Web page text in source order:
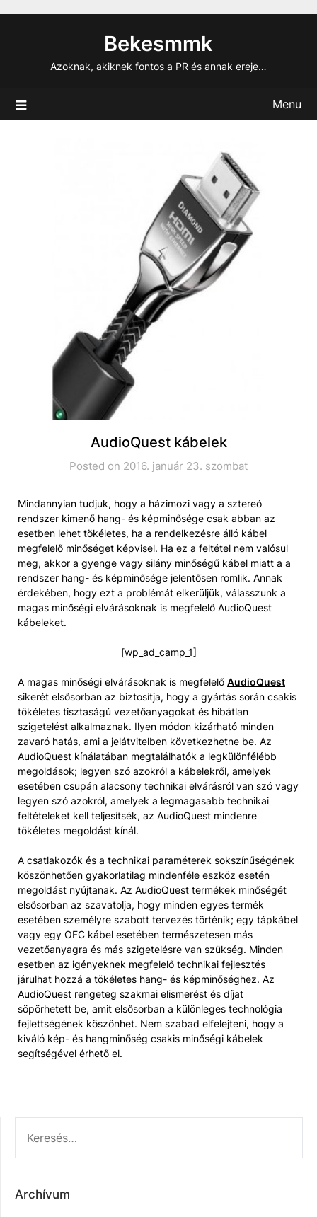
Bekesmmk
Azoknak, akiknek fontos a PR és annak ereje…
Menu
AudioQuest kábelek
Posted on 2016. január 23. szombat
Mindannyian tudjuk, hogy a házimozi vagy a sztereó
rendszer kimenő hang- és képminősége csak abban az
esetben lehet tökéletes, ha a rendelkezésre álló kábel
megfelelő minőséget képvisel. Ha ez a feltétel nem valósul
meg, akkor a gyenge vagy silány minőségű kábel miatt a a
rendszer hang- és képminősége jelentősen romlik. Annak
érdekében, hogy ezt a problémát elkerüljük, válasszunk a
magas minőségi elvárásoknak is megfelelő AudioQuest
kábeleket.
[wp_ad_camp_1]
A magas minőségi elvárásoknak is megfelelő AudioQuest
sikerét elsősorban az biztosítja, hogy a gyártás során csakis
tökéletes tisztaságú vezetőanyagokat és hibátlan
szigetelést alkalmaznak. Ilyen módon kizárható minden
zavaró hatás, ami a jelátvitelben következhetne be. Az
AudioQuest kínálatában megtalálhatók a legkülönfélébb
megoldások; legyen szó azokról a kábelekről, amelyek
esetében csupán alacsony technikai elvárásról van szó vagy
legyen szó azokról, amelyek a legmagasabb technikai
feltételeket kell teljesítsék, az AudioQuest mindenre
tökéletes megoldást kínál.
A csatlakozók és a technikai paraméterek sokszínűségének
köszönhetően gyakorlatilag mindenféle eszköz esetén
megoldást nyújtanak. Az AudioQuest termékek minőségét
elsősorban az szavatolja, hogy minden egyes termék
esetében személyre szabott tervezés történik; egy tápkábel
vagy egy OFC kábel esetében természetesen más
vezetőanyagra és más szigetelésre van szükség. Minden
esetben az igényeknek megfelelő technikai fejlesztés
járulhat hozzá a tökéletes hang- és képminőséghez. Az
AudioQuest rengeteg szakmai elismerést és díjat
söpörhetett be, amit elsősorban a különleges technológia
fejlettségének köszönhet. Nem szabad elfelejteni, hogy a
kiváló kép- és hangminőség csakis minőségi kábelek
segítségével érhető el.
Archívum